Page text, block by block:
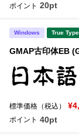
ポイント 20pt
Windows True
GMAP古印体EB
標準価格（税込）
ポイント 40pt